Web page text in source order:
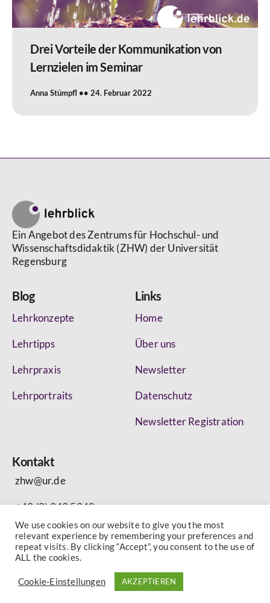
Drei Vorteile der Kommunikation von
Lernzielen im Seminar
Anna Stümpfl 24. Februar 2022
Ein Angebot des Zentrums für Hochschul- und
Wissenschaftsdidaktik (ZHW) der Universität
Regensburg
Blog
Lehrkonzepte
Lehrtipps
Lehrpraxis
Lehrportraits
Links
Home
Über uns
Newsletter
Datenschutz
Newsletter Registration
Kontakt
zhw@ur.de
+49 (0) 943 5340
© 2024 ZHW Uni Regensburg
ImpressumDatenschutz
We use cookies on our website to give you the most
relevant experience by remembering your preferences and
repeat visits. By clicking “Accept”, you consent to the use of
ALL the cookies.
Cookie-Einstellungen AKZEPTIEREN